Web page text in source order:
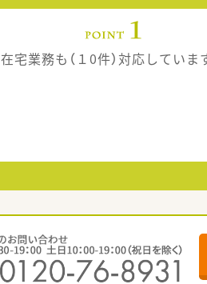
在宅業務も（１0件）対応していま